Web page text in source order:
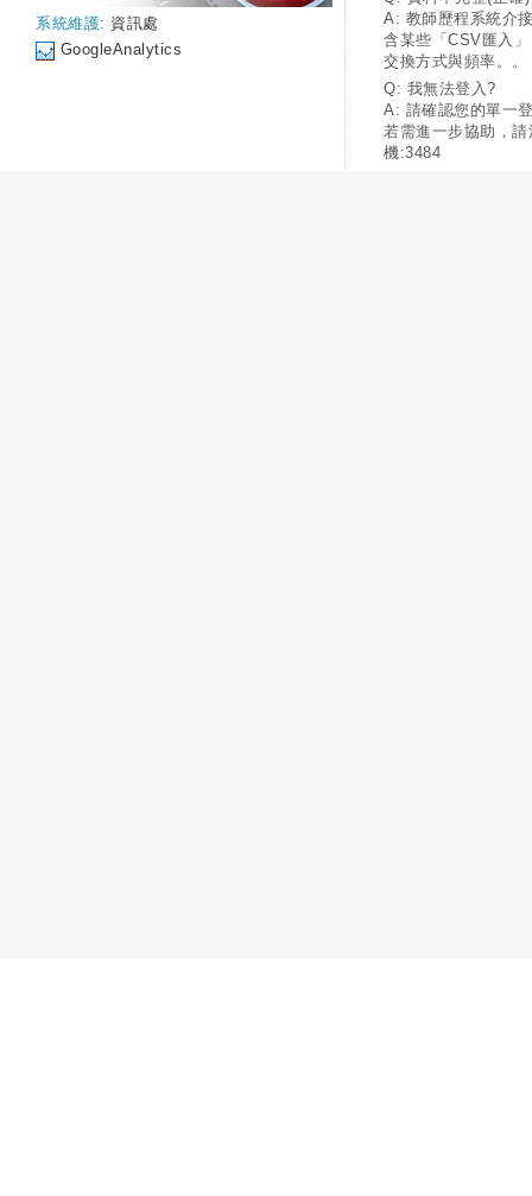
系統維護: 資訊處
GoogleAnalytics
A: 教師歷程系統介
含某些「CSV匯入
交換方式與頻率。。
Q: 我無法登入?
A: 請確認您的單一
若需進一步協助，
機:3484